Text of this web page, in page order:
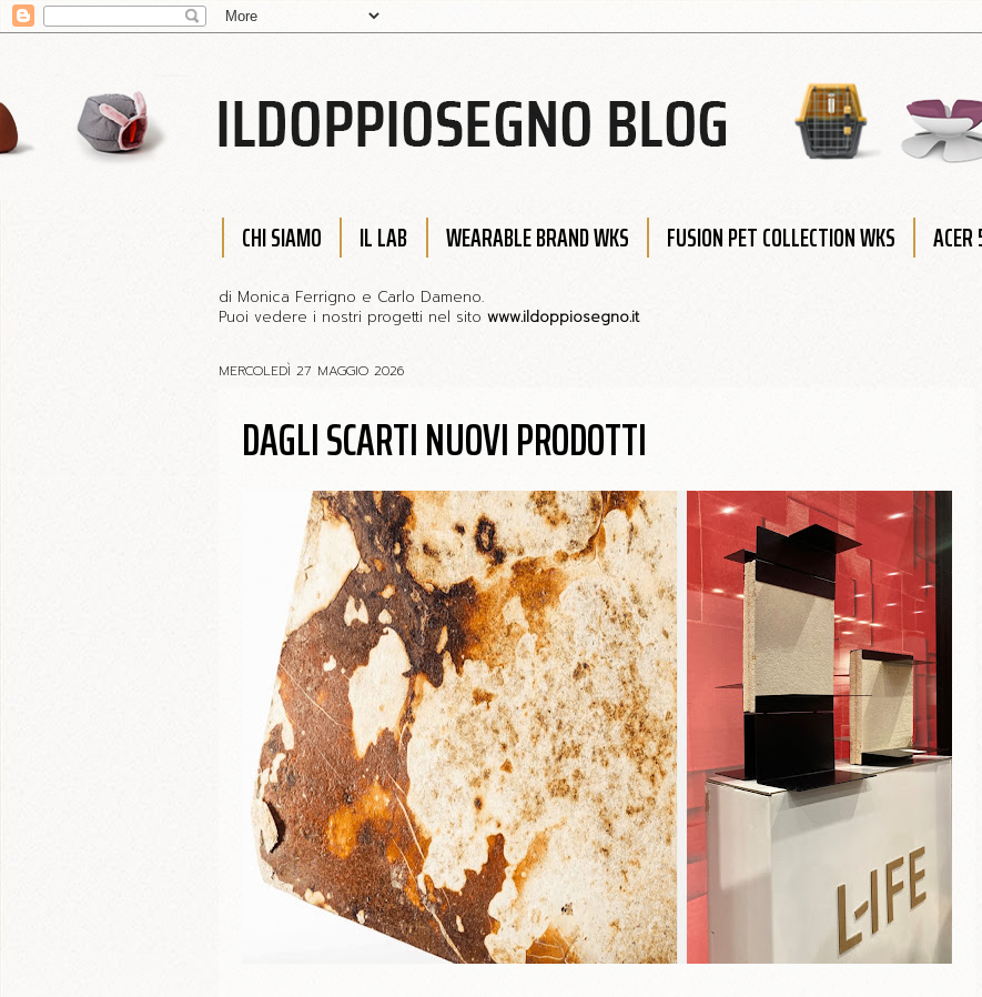
CHI SIAMO IL LAB WEARABLE BRAND WKS FUSION PET COLLECTION WKS
di Monica Ferrigno e Carlo Dameno.
Puoi vedere i nostri progetti nel sito www.ildoppiosegno.it
MERCOLEDÌ 27 MAGGIO 2026
DAGLI SCARTI NUOVI PRODOTTI